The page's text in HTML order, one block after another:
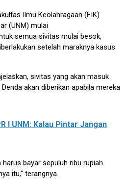
Ilmu Keolahragaan (FIK)
(UNM) mulai
semua sivitas mulai besok,
setelah maraknya kasus
sivitas yang akan masuk
akan diberikan apabila mereka
I UNM: Kalau Pintar Jangan
harus bayar sepuluh ribu rupiah.
itu,” terangnya.